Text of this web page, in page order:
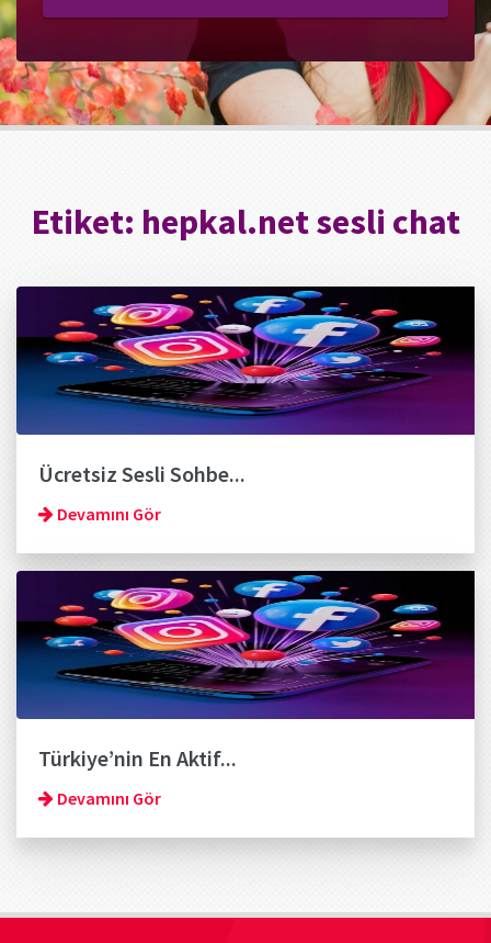
Etiket: hepkal.net sesli chat
Ücretsiz Sesli Sohbe...
Devamını Gör
Türkiye’nin En Aktif...
Devamını Gör